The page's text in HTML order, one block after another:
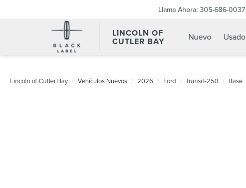
LINCOLN OF
CUTLER BAY
Llama Ahora: 305-686-0037
Nuevo Usado
Lincoln of Cutler Bay Vehículos Nuevos 2026 Ford Transit-250 Base